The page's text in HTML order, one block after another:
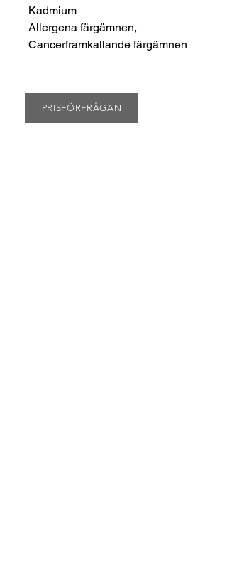
Kadmium
Allergena färgämnen,
Cancerframkallande färgämnen
PRISFÖRFRÅGAN